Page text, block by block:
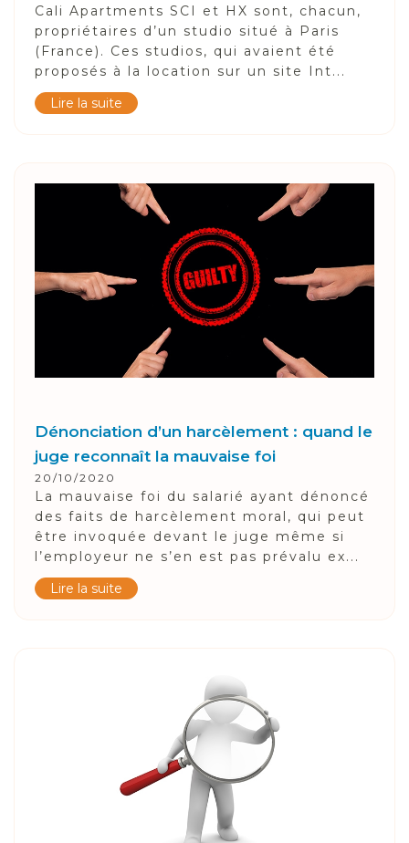
Cali Apartments SCI et HX sont, chacun,
propriétaires d’un studio situé à Paris
(France). Ces studios, qui avaient été
proposés à la location sur un site Int...
Lire la suite
Dénonciation d’un harcèlement : quand le
juge reconnaît la mauvaise foi
20/10/2020
La mauvaise foi du salarié ayant dénoncé
des faits de harcèlement moral, qui peut
être invoquée devant le juge même si
l’employeur ne s’en est pas prévalu ex...
Lire la suite